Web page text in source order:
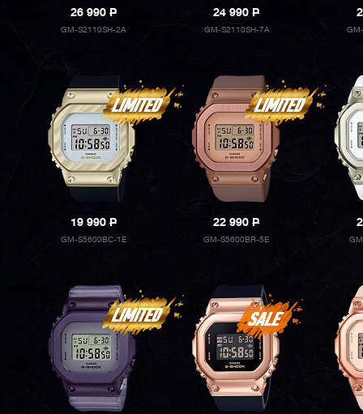
26 990P
GM-S2110SH-2A
24 990P
GM-S2110SH-7A
19 990P
GM-S5600BC-1E
22 990P
GM-S5600BR-5E